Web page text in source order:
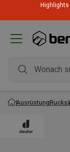
Ausrüstung